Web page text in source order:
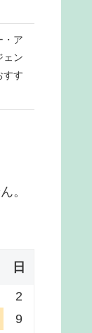
・ア
ェン
すす
。
日
2
9